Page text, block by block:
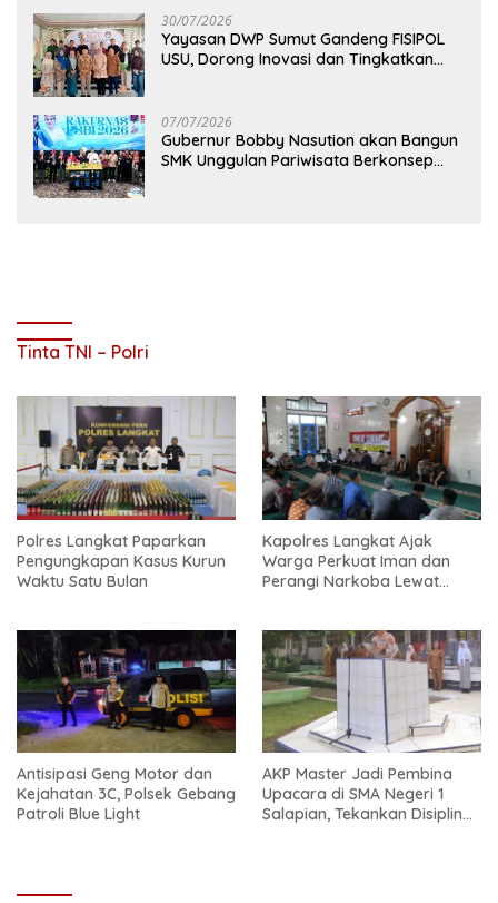
30/07/2026
Yayasan DWP Sumut Gandeng FISIPOL
USU, Dorong Inovasi dan Tingkatkan
07/07/2026
Gubernur Bobby Nasution akan Bangun
SMK Unggulan Pariwisata Berkonsep
Tinta TNI – Polri
Polres Langkat Paparkan
Pengungkapan Kasus Kurun
Waktu Satu Bulan
Kapolres Langkat Ajak
Warga Perkuat Iman dan
Perangi Narkoba Lewat
Antisipasi Geng Motor dan
Kejahatan 3C, Polsek Gebang
Patroli Blue Light
AKP Master Jadi Pembina
Upacara di SMA Negeri 1
Salapian, Tekankan Disiplin